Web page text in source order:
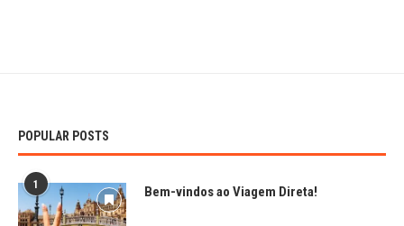
POPULAR POSTS
1 Bem-vindos ao Viagem Direta!